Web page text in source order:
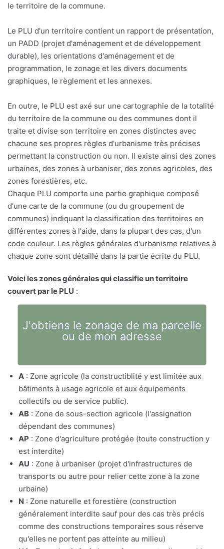
le territoire de la commune.
Le PLU d'un territoire contient un rapport de présentation,
un PADD (projet d'aménagement et de développement
durable), les orientations d'aménagement et de
programmation, le zonage et les divers documents
graphiques, le règlement et les annexes.
En outre, le PLU est axé sur une cartographie de la totalité
du territoire de la commune ou des communes dont il
traite et divise son territoire en zones distinctes avec
chacune ses propres règles d'urbanisme très précises
permettant la construction ou non. Il existe ainsi des zones
urbaines, des zones à urbaniser, des zones agricoles, des
zones forestières, etc.
Chaque PLU comporte une partie graphique composé
d'une carte de la commune (ou du groupement de
communes) indiquant la classification des territoires en
différentes zones à l'aide, dans la plupart des cas, d'un
code couleur. Les règles générales d'urbanisme relatives à
chaque zone sont détaillé dans la partie écrite du PLU.
Voici les zones générales qui classifie un territoire
couvert par le PLU :
J'obtiens le zonage de ma parcelle
ou de mon adresse
A : Zone agricole (la constructiblité y est limitée aux
bâtiments à usage agricole et aux équipements
collectifs ou de service public).
AB : Zone de sous-section agricole (l'assignation
dépendant des communes)
AP : Zone d'agriculture protégée (toute construction y
est interdite)
AU : Zone à urbaniser (projet d'infrastructures de
transports ou autre pour relier cette zone à la zone
urbaine)
N : Zone naturelle et forestière (construction
généralement interdite sauf pour des cas très précis
comme des constructions temporaires sous réserve
qu'elles ne portent pas atteinte au milieu)